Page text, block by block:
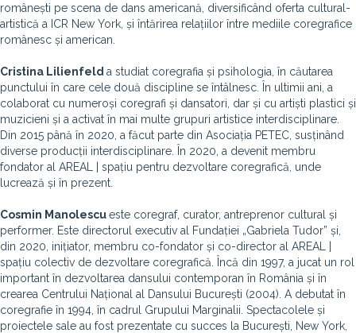
românești pe scena de dans americană, diversificând oferta cultural-
artistică a ICR New York, și întărirea relațiilor între mediile coregrafice
românesc și american.
Cristina Lilienfeld a studiat coregrafia și psihologia, în căutarea
punctului în care cele două discipline se întâlnesc. În ultimii ani, a
colaborat cu numeroși coregrafi și dansatori, dar și cu artiști plastici și
muzicieni și a activat în mai multe grupuri artistice interdisciplinare.
Din 2015 până în 2020, a făcut parte din Asociația PETEC, susținând
diverse producții interdisciplinare. În 2020, a devenit membru
fondator al AREAL | spațiu pentru dezvoltare coregrafică, unde
lucrează și în prezent.
Cosmin Manolescueste coregraf, curator, antreprenor cultural și
performer. Este directorul executiv al Fundației „Gabriela Tudor” și,
din 2020, inițiator, membru co-fondator și co-director al AREAL |
spațiu colectiv de dezvoltare coregrafică. Încă din 1997, a jucat un rol
important în dezvoltarea dansului contemporan în România și în
crearea Centrului Național al Dansului București (2004). A debutat în
coregrafie în 1994, în cadrul Grupului Marginalii. Spectacolele și
proiectele sale au fost prezentate cu succes la București, New York,